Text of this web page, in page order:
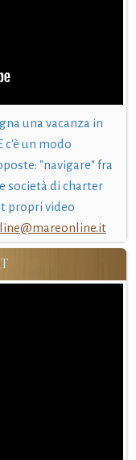
una vacanza in
c'è un modo
"navigare" fra
società di charter
propri video